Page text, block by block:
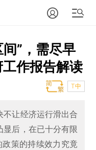
”，需尽早
作报告解读
T中
不让经济运行滑出合
显后，在已十分有限
策的持续效力究竟